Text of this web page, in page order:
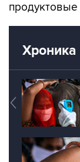
Хроника